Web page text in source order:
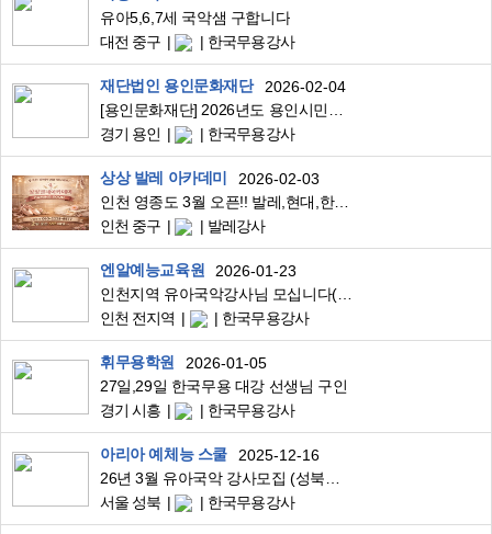
유아5,6,7세 국악샘 구합니다
대전 중구
한국무용강사
재단법인 용인문화재단
2026-02-04
경기 용인
한국무용강사
상상 발레 아카데미
2026-02-03
인천 영종도 3월 오픈!! 발레,현대,한국무용 강사님을 모십니다~
인천 중구
발레강사
엔알예능교육원
2026-01-23
인천지역 유아국악강사님 모십니다(인천부천 시흥)
인천 전지역
한국무용강사
휘무용학원
2026-01-05
27일,29일 한국무용 대강 선생님 구인
경기 시흥
한국무용강사
아리아 예체능 스쿨
2025-12-16
서울 성북
한국무용강사